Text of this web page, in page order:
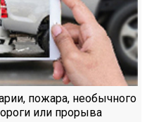
пожара, необычного
или прорыва